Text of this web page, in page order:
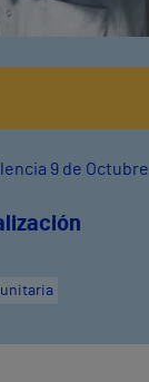
9 de Octubre